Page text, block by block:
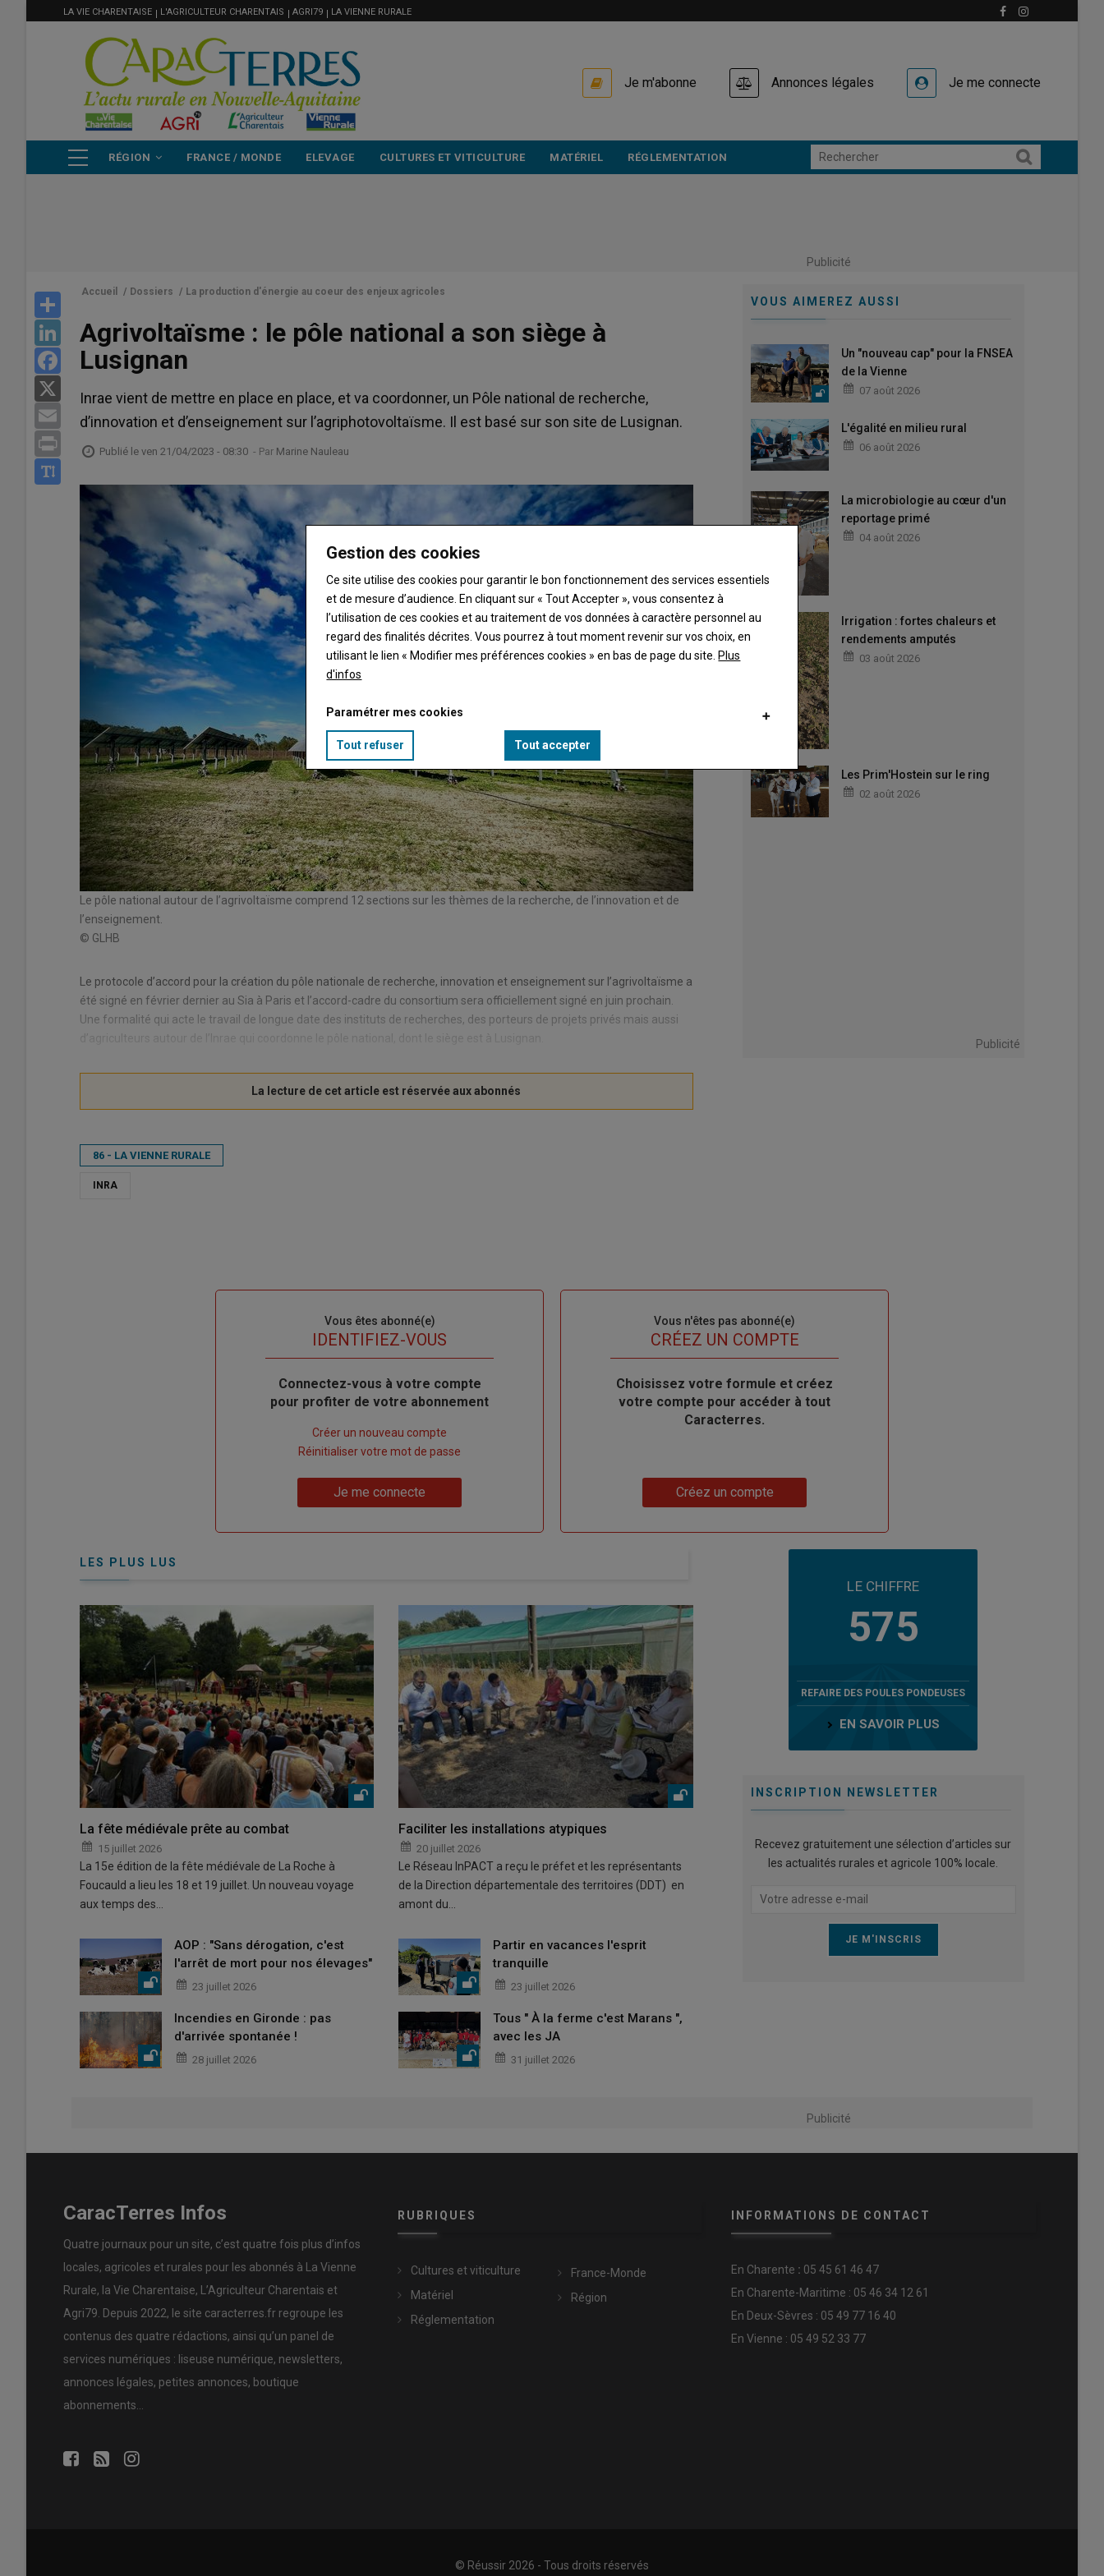
MENU
FILIÈRE
LA VIE CHARENTAISE L'AGRICULTEUR CHARENTAIS AGRI79 LA VIENNE RURALE
Je m'abonne Annonces légales Je me connecte
PRINCIPALE
RÉGION FRANCE / MONDE ELEVAGE CULTURES ET VITICULTURE MATÉRIEL RÉGLEMENTATION
Publicité
LinkedIn
Facebook
Email
Print
Accueil / Dossiers / La production d'énergie au coeur des enjeux agricoles
Agrivoltaïsme : le pôle national a son siège à
Lusignan
Inrae vient de mettre en place en place, et va coordonner, un Pôle national de recherche,
d’innovation et d’enseignement sur l’agriphotovoltaïsme. Il est basé sur son site de Lusignan.
Publié le ven 21/04/2023 - 08:30 - Par Marine Nauleau
Le pôle national autour de l’agrivoltaïsme comprend 12 sections sur les thèmes de la recherche, de l’innovation et de
l’enseignement.
© GLHB
Le protocole d’accord pour la création du pôle nationale de recherche, innovation et enseignement sur l’agrivoltaïsme a
été signé en février dernier au Sia à Paris et l’accord-cadre du consortium sera officiellement signé en juin prochain.
Une formalité qui acte le travail de longue date des instituts de recherches, des porteurs de projets privés mais aussi
d’agriculteurs autour de l’Inrae qui coordonne le pôle national, dont le siège est à Lusignan.
86 - LA VIENNE RURALE
INRA
VOUS AIMEREZ AUSSI
Un "nouveau cap" pour la FNSEA
de la Vienne
07 août 2026
L'égalité en milieu rural
06 août 2026
La microbiologie au cœur d'un
reportage primé
04 août 2026
Irrigation : fortes chaleurs et
rendements amputés
03 août 2026
Les Prim'Hostein sur le ring
02 août 2026
Publicité
Vous êtes abonné(e)
IDENTIFIEZ-VOUS
Body
Connectez-vous à votre compte
pour profiter de votre abonnement
compte"
Créer un nouveau compte
Réinitialiser votre mot de passe
Je me connecte
Vous n'êtes pas abonné(e)
TITRECRÉEZ UN COMPTE
Body
Choisissez votre formule et créez
votre compte pour accéder à tout
Caracterres.
Créez un compte
LES PLUS LUS
La fête médiévale prête au combat
15 juillet 2026
La 15e édition de la fête médiévale de La Roche à
Foucauld a lieu les 18 et 19 juillet. Un nouveau voyage
aux temps des…
Faciliter les installations atypiques
20 juillet 2026
Le Réseau InPACT a reçu le préfet et les représentants
de la Direction départementale des territoires (DDT) en
amont du…
AOP : "Sans dérogation, c'est
l'arrêt de mort pour nos élevages"
23 juillet 2026
Partir en vacances l'esprit
tranquille
23 juillet 2026
Incendies en Gironde : pas
d'arrivée spontanée !
28 juillet 2026
Tous " À la ferme c'est Marans ",
avec les JA
31 juillet 2026
LE CHIFFRE
575
REFAIRE DES POULES PONDEUSES
EN SAVOIR PLUS
INSCRIPTION NEWSLETTER
Recevez gratuitement une sélection d’articles sur
les actualités rurales et agricole 100% locale.
Publicité
CaracTerres Infos
Quatre journaux pour un site, c’est quatre fois plus d’infos
locales, agricoles et rurales pour les abonnés à La Vienne
Rurale, la Vie Charentaise, L’Agriculteur Charentais et
Agri79. Depuis 2022, le site caracterres.fr regroupe les
contenus des quatre rédactions, ainsi qu’un panel de
services numériques : liseuse numérique, newsletters,
annonces légales, petites annonces, boutique
abonnements…
RUBRIQUES
Cultures et viticulture
Matériel
Réglementation
France-Monde
Région
INFORMATIONS DE CONTACT
En Charente : 05 45 61 46 47
En Charente-Maritime : 05 46 34 12 61
En Deux-Sèvres : 05 49 77 16 40
En Vienne : 05 49 52 33 77
© Réussir 2026 - Tous droits réservés
Gestion des cookies
Ce site utilise des cookies pour garantir le bon fonctionnement des services essentiels
et de mesure d’audience. En cliquant sur « Tout Accepter », vous consentez à
l’utilisation de ces cookies et au traitement de vos données à caractère personnel au
regard des finalités décrites. Vous pourrez à tout moment revenir sur vos choix, en
utilisant le lien « Modifier mes préférences cookies » en bas de page du site. Plus
d'infos
Paramétrer mes cookies
Tout refuser Tout accepter